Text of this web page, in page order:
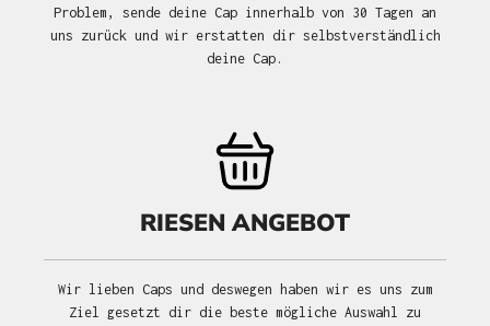
Problem, sende deine Cap innerhalb von 30 Tagen an
uns zurück und wir erstatten dir selbstverständlich
deine Cap.
RIESEN ANGEBOT
Wir lieben Caps und deswegen haben wir es uns zum
Ziel gesetzt dir die beste mögliche Auswahl zu